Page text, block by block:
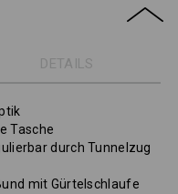
DETAILS
Tasche
durch Tunnelzug
mit Gürtelschlaufe